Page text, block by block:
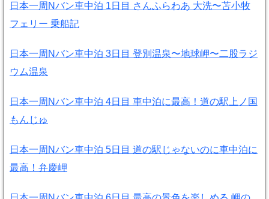
日本一周Nバン車中泊 1日目 さんふらわあ 大洗〜苫小牧
フェリー 乗船記
日本一周Nバン車中泊 3日目 登別温泉〜地球岬〜二股ラジ
ウム温泉
日本一周Nバン車中泊 4日目 車中泊に最高！道の駅上ノ国
もんじゅ
日本一周Nバン車中泊 5日目 道の駅じゃないのに車中泊に
最高！弁慶岬